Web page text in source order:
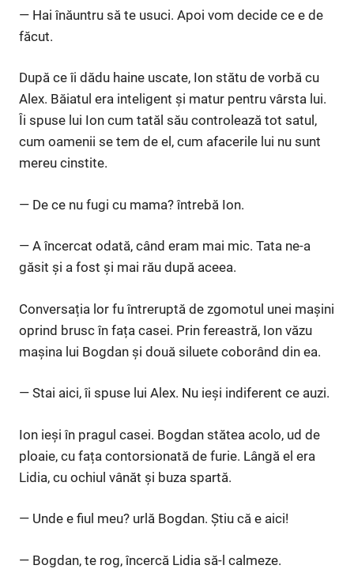
— Hai înăuntru să te usuci. Apoi vom decide ce e de
făcut.
După ce îi dădu haine uscate, Ion stătu de vorbă cu
Alex. Băiatul era inteligent și matur pentru vârsta lui.
Îi spuse lui Ion cum tatăl său controlează tot satul,
cum oamenii se tem de el, cum afacerile lui nu sunt
mereu cinstite.
— De ce nu fugi cu mama? întrebă Ion.
— A încercat odată, când eram mai mic. Tata ne-a
găsit și a fost și mai rău după aceea.
Conversația lor fu întreruptă de zgomotul unei mașini
oprind brusc în fața casei. Prin fereastră, Ion văzu
mașina lui Bogdan și două siluete coborând din ea.
— Stai aici, îi spuse lui Alex. Nu ieși indiferent ce auzi.
Ion ieși în pragul casei. Bogdan stătea acolo, ud de
ploaie, cu fața contorsionată de furie. Lângă el era
Lidia, cu ochiul vânăt și buza spartă.
— Unde e fiul meu? urlă Bogdan. Știu că e aici!
— Bogdan, te rog, încercă Lidia să-l calmeze.